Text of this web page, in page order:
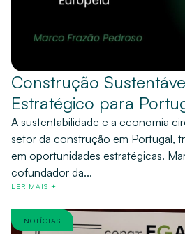
Construção
Estratégico para
A sustentabilidade e a economia
setor da construção em Portugal,
em oportunidades estratégicas.
cofundador da...
LER MAIS +
NOTÍCIAS